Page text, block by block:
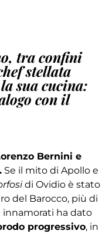
tra confini
stellata
sua cucina:
con il
Bernini e
Se il mito di Apollo e
di Ovidio è stato
del Barocco, più di
innamorati ha dato
progressivo, in